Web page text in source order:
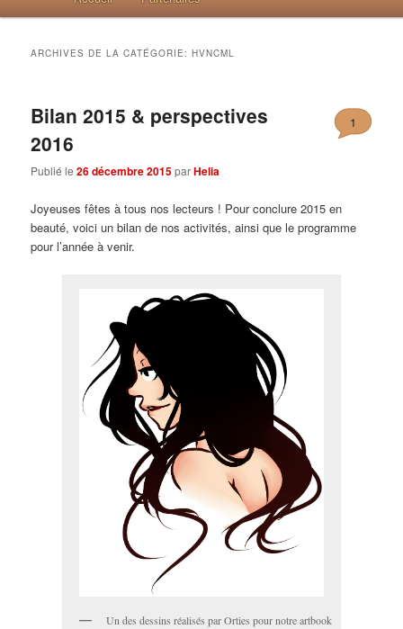
ARCHIVES DE LA CATÉGORIE:HVNCML
Bilan 2015 & perspectives
2016
Publié le26 décembre 2015parHelia
1
Joyeuses fêtes à tous nos lecteurs ! Pour conclure 2015 en
beauté, voici un bilan de nos activités, ainsi que le programme
pour l’année à venir.
Un des dessins réalisés par Orties pour notre artbook